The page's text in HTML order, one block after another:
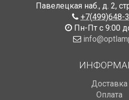
Павелецкая наб., д. 2,
+7(499)648-
Пн-Пт с 9:00
Доставка
Оплата